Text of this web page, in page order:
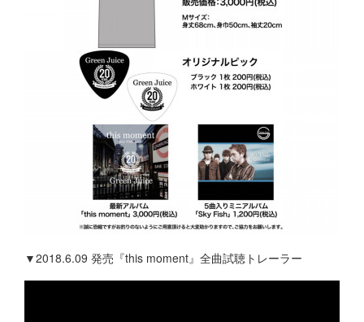
▼2018.6.09 発売『this moment』全曲試聴トレーラー